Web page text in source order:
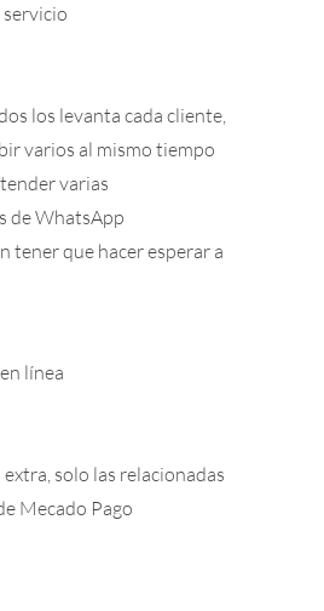
servicio
los levanta cada cliente,
varios al mismo tiempo
varias
de WhatsApp
tener que hacer esperar a
línea
solo las relacionadas
Mecado Pago